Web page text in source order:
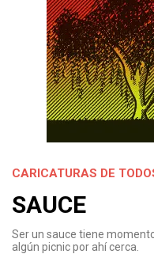
CARICATURAS DE
SAUCE
Ser un sauce tiene
algún picnic por ahí cerca.